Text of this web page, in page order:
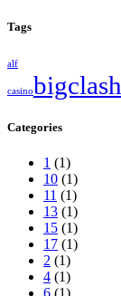
Tags
alf
casinobigclash
Categories
1 (1)
10 (1)
11 (1)
13 (1)
15 (1)
17 (1)
2 (1)
4 (1)
6 (1)